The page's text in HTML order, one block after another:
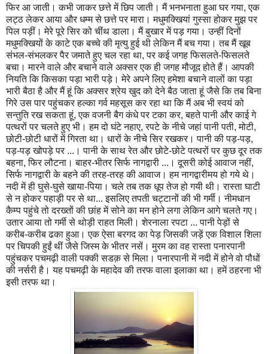
फिर आ जाती। कभी जाकर छत्ते में छिप जाती। मैं भनभनाता हुआ घर गया, एक
लट्ठ लेकर आया और धम्म से छत्ते पर मारा। मधुमक्खियां गुस्सा होकर मुझ पर
पिल पड़ीं। मेरे पूरे सिर को चींथ डाला। मैं बुखार में पड़ गया। उन्हीं दिनों
मधुमक्खियों के काटे एक बच्चे की मृत्यु हुई थी लेकिन मैं बच गया। तब मैं खूब
संभल-संभलकर पैर जमाते हुए चल रहा था, पर कई जगह फिसलते-फिसलते
बचा। मारने वाले और बचाने वाले अक्सर एक ही जगह मौजूद होते हैं। आपकी
नियति कि किसका पड़ा भारी पड़े। मेरे अपने लिए हमेशा बचाने वालों का पड़ा
भारी बैठा है और मैं हूं कि अक्सर श्रेय खुद को देने बैठ जाता हूं जैसे कि तब बिना
गिरे उस पार पहुंचकर हल्का गर्व महसूस कर रहा था कि मैं अब भी स्वयं को
सन्तुति रख सकता हूं, एक वजनी बैग कंधे पर टका कर, बहते पानी और काई गे
पत्थरों पर चलते हुए भी। हम दो घंटे नहाए, रपटे के नीचे जहां पानी पती, मोटी,
छोटी-छोटी धारों में गिरता था। धारों के नीचे सिर रखकर। पानी की पड़-पड़,
पड़-पड़ खोपड़े पर ...। पानी के साथ रेत और छोटे-छोटे पत्थरों पर कुछ दूर तक
बहना, फिर लौटना। बाहर-भीतर सिर्फ नागद्वारी ...। दूसरी कोई आवाज नहीं,
सिर्फ नागद्वारी के बहने की तरह-तरह की आवाज। हम नागद्वारीमय हो गये थे।
नदी में ही घुसे-घुसे खाया-पिया। चले तब तक धूप तेज हो गयी थी। रास्ता घाटी
से न होकर पहाड़ी पर से था... इसलिए तपती चट्टानों की भी गर्मी। नीमधान
कैम्प पहुंचे तो दरख्तों की छांह में सोने का मन होने लगा लेकिन आगे चलते गए।
उतार आया तो गर्मी से थोड़ी राहत मिली। शेरनाला रपटा ... पानी पेड़ों से
करीब-करीब ढका हुआ। एक ऐसा बरगद का पेड़ जिसकी जड़ें एक विशाल शिला
पर चिपकी हुईं थीं जैसे जिस्म के भीतर नसें। मुरम का वह रास्ता पनारपानी
पहुंचकर पचमढ़ी वाली पक्की सडक़ से मिला। पनारपानी में नदी में होने वो पौधों
की नर्सरी है। यह पचमढ़ी के महादेव की तरफ वाला इलाका था। हमें ठहरना भी
इसी तरफ था।